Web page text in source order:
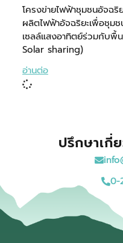
โครงข่ายไฟฟ้าชุมชนอัจฉ
ผลิตไฟฟ้าอัจฉริยะเพื่อชุม
เซลล์แสงอาทิตย์ร่วมกับ
Solar sharing)
อ่านต่อ
ปรึกษาเกี่
0-